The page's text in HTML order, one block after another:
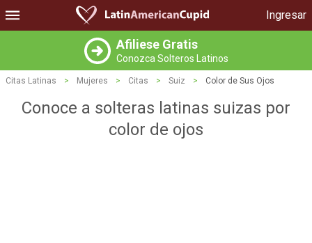
Ingresar
Afiliese Gratis
Conozca Solteros Latinos
Citas Latinas > Mujeres > Citas > Suiz > Color de Sus Ojos
Conoce a solteras latinas suizas por
color de ojos